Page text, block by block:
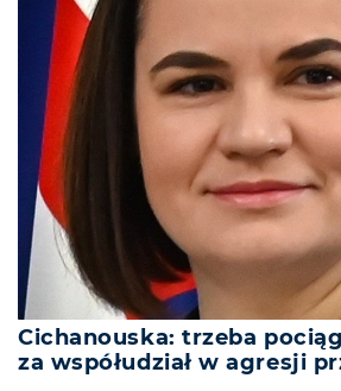
Cichanouska: trzeba
za współudział w agresji